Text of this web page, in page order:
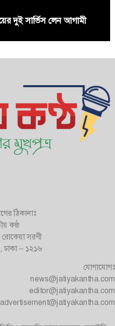
দুই সার্ভিস লেন আগামী
ঠিকানাঃ
কণ্ঠ
সরণী
ঢাকা – ১২১৬
যোগাযোগঃ
news@jatiyakantha.com
editor@jatiyakantha.com
advertisement@jatiyakantha.com